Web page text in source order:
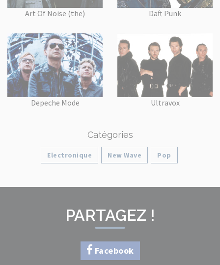
Art Of Noise (the) Daft Punk
Depeche Mode Ultravox
Catégories
Electronique New Wave Pop
PARTAGEZ !
Facebook